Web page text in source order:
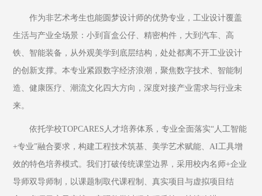
作为非艺术考生也能圆梦设计师的优势专业，工业设计覆盖
生活与产业全场景：小到盲盒公仔、精密构件，大到汽车、高
铁、智能装备，从外观美学到底层结构，处处都离不开工业设计
的创新支撑。本专业紧跟数字经济浪潮，聚焦数字技术、智能制
造、健康医疗、潮流文化四大方向，深度对接产业需求与行业未
来。
依托学校TOPCARES人才培养体系，专业全面落实“人工智能
+专业”融合要求，构建工程技术筑基、美学艺术赋能、AI工具增
效的特色培养模式。我们打破传统课堂边界，采用校内名师+企业
导师双导师制，以课题制取代课程制、真实项目与虚拟项目结